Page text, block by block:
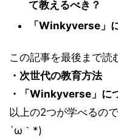
て教えるべき？
「Winkyverse」
この記事を最後まで読
・次世代の教育方法
・「Winkyverse」に
以上の2つが学べるの
´ω｀*)